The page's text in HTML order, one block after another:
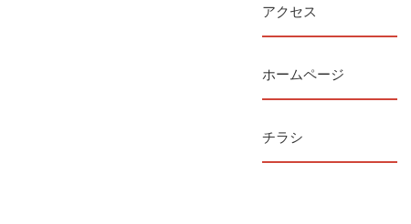
アクセス
ホームページ
チラシ